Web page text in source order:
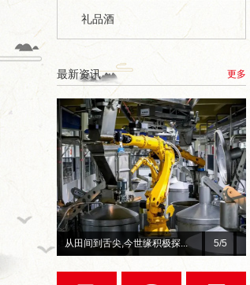
礼品酒
最新资讯 更多
1/5
缘积极探... 总台×今世缘官宣！李宇春、...